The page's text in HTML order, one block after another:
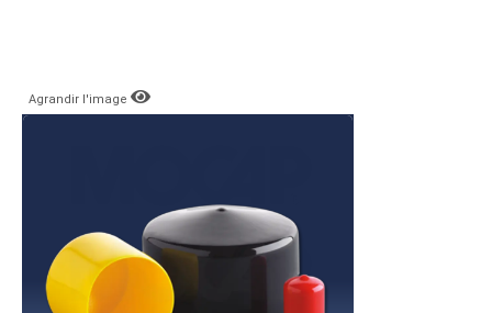
Agrandir l'image